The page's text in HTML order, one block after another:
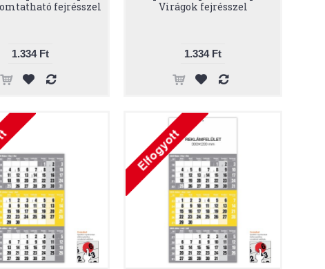
fejrésszel
1.334 Ft
Virágok fejrésszel
1.334 Ft